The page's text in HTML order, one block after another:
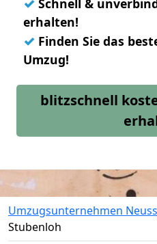
Schnell &
erhalten!
✓ Finden Sie das
Umzug!
blitzschnell
Umzugsunternehmen Neuss
Stubenloh